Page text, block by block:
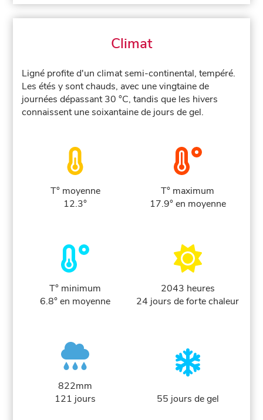
Climat
Ligné profite d'un climat semi-continental, tempéré.
Les étés y sont chauds, avec une vingtaine de
journées dépassant 30 °C, tandis que les hivers
connaissent une soixantaine de jours de gel.
T° moyenne
12.3°
T° maximum
17.9° en moyenne
T° minimum
6.8° en moyenne
2043 heures
24 jours de forte chaleur
822mm
121 jours
55 jours de gel